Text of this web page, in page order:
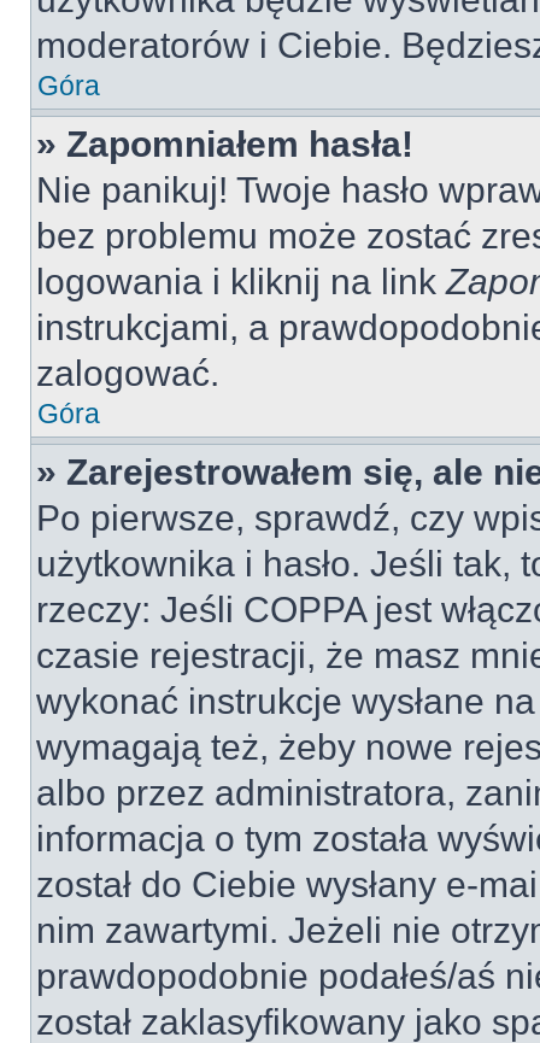
moderatorów i Ciebie.
Góra
» Zapomniałem hasła!
Nie panikuj! Twoje hasło
bez problemu może zostać
logowania i kliknij na link
instrukcjami, a
zalogować.
Góra
» Zarejestrowałem się, ale
Po pierwsze, sprawdź, czy
użytkownika i hasło. Jeśli tak,
rzeczy: Jeśli COPPA jest
czasie rejestracji, że masz
wykonać instrukcje wysłane
wymagają też, żeby nowe
albo przez administratora,
informacja o tym została
został do Ciebie wysłany e-
nim zawartymi. Jeżeli nie
prawdopodobnie podałeś/aś
został zaklasyfikowany jako